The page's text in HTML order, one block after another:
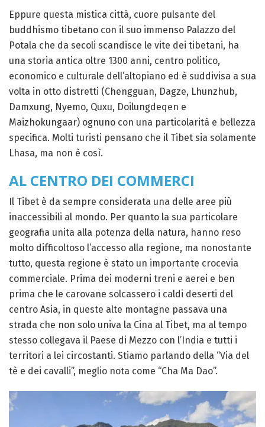
Eppure questa mistica città, cuore pulsante del
buddhismo tibetano con il suo immenso Palazzo del
Potala che da secoli scandisce le vite dei tibetani, ha
una storia antica oltre 1300 anni, centro politico,
economico e culturale dell’altopiano ed è suddivisa a sua
volta in otto distretti (Chengguan, Dagze, Lhunzhub,
Damxung, Nyemo, Quxu, Doilungdeqen e
Maizhokungaar) ognuno con una particolarità e bellezza
specifica. Molti turisti pensano che il Tibet sia solamente
Lhasa, ma non è così.
AL CENTRO DEI COMMERCI
Il Tibet è da sempre considerata una delle aree più
inaccessibili al mondo. Per quanto la sua particolare
geografia unita alla potenza della natura, hanno reso
molto difficoltoso l’accesso alla regione, ma nonostante
tutto, questa regione è stato un importante crocevia
commerciale. Prima dei moderni treni e aerei e ben
prima che le carovane solcassero i caldi deserti del
centro Asia, in queste alte montagne passava una
strada che non solo univa la Cina al Tibet, ma al tempo
stesso collegava il Paese di Mezzo con l’India e tutti i
territori a lei circostanti. Stiamo parlando della “Via del
tè e dei cavalli”, meglio nota come “Cha Ma Dao”.